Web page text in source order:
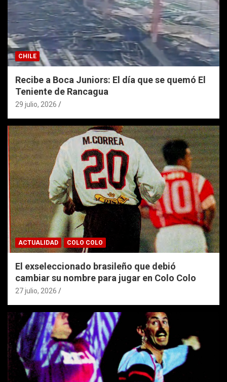
CHILE
Recibe a Boca Juniors: El día que se quemó El
Teniente de Rancagua
29 julio, 2026
ACTUALIDAD COLO COLO
El exseleccionado brasileño que debió
cambiar su nombre para jugar en Colo Colo
27 julio, 2026